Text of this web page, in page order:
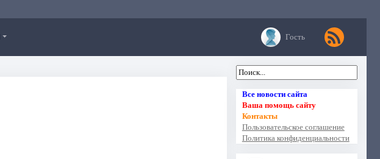
Гость
Все новости сайта
Ваша помощь сайту
Контакты
Пользовательское соглашение
Политика конфиденциальности